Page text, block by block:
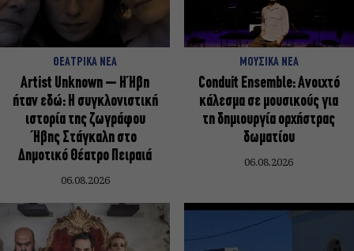
ΘΕΑΤΡΙΚΑ ΝΕΑ
Artist Unknown – Η Ήβη
ήταν εδώ: Η συγκλονιστική
ιστορία της ζωγράφου
Ήβης Στάγκαλη στο
Δημοτικό Θέατρο Πειραιά
06.08.2026
ΜΟΥΣΙΚΑ ΝΕΑ
Conduit Ensemble: Ανοιχτό
κάλεσμα σε μουσικούς για
τη δημιουργία ορχήστρας
δωματίου
06.08.2026